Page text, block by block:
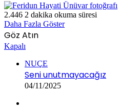
2.446 2 dakika okuma süresi
Daha Fazla Göster
Göz Atın
Kapalı
NUÇE
Seni unutmayacağız
04/11/2025